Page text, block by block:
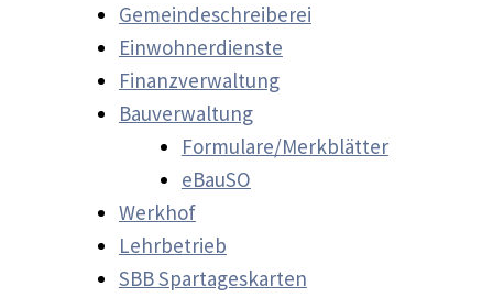
Gemeindeschreiberei
Einwohnerdienste
Finanzverwaltung
Bauverwaltung
Formulare/Merkblätter
eBauSO
Werkhof
Lehrbetrieb
SBB Spartageskarten